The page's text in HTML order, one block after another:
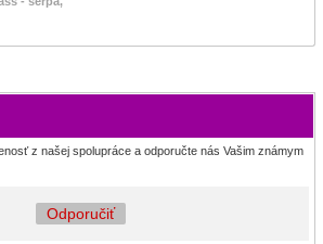
z našej spolupráce a odporučte nás Vašim známym
Odporučiť